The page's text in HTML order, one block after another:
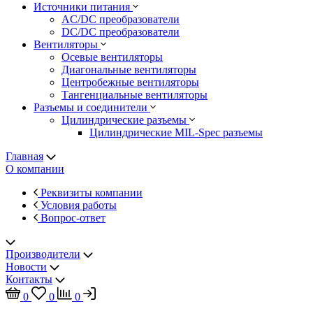
Источники питания
AC/DC преобразователи
DC/DC преобразователи
Вентиляторы
Осевые вентиляторы
Диагональные вентиляторы
Центробежные вентиляторы
Тангенциальные вентиляторы
Разъемы и соединители
Цилиндрические разъемы
Цилиндрические MIL-Spec разъемы
Главная
О компании
Реквизиты компании
Условия работы
Вопрос-ответ
Производители
Новости
Контакты
0
0
0